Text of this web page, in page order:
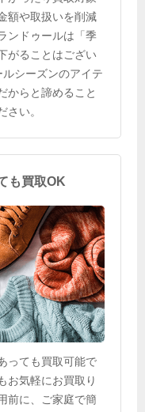
額や取扱いを削減
ンドゥールは「季
がることはござい
シーズンのアイテ
からと諦めること
さい。
も買取OK
っても買取可能で
お気軽にお買取り
前に、ご家庭で簡